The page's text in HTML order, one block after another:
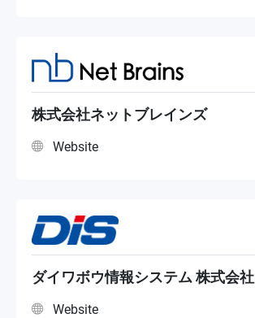
株式会社ネットブレインズ
Website
ダイワボウ情報システム 株式会社
Website